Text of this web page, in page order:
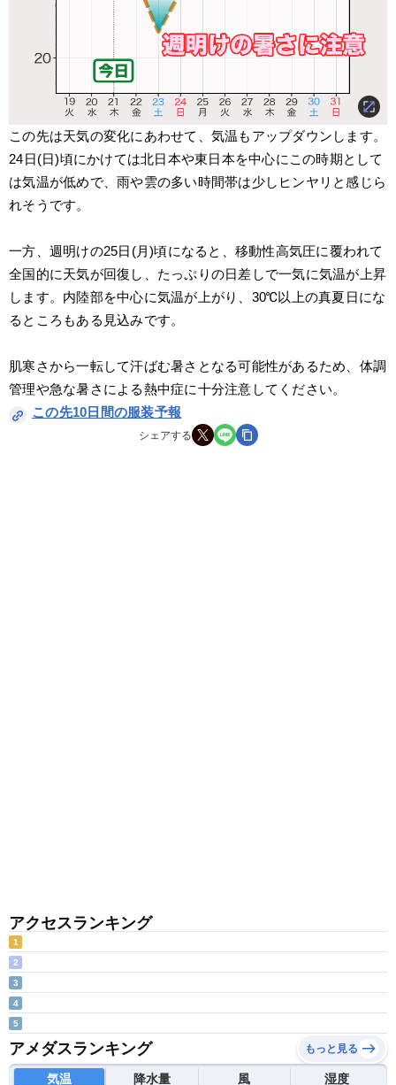
この先は天気の変化にあわせて、気温もアップダウンします。
24日(日)頃にかけては北日本や東日本を中心にこの時期として
は気温が低めで、雨や雲の多い時間帯は少しヒンヤリと感じら
れそうです。
一方、週明けの25日(月)頃になると、移動性高気圧に覆われて
全国的に天気が回復し、たっぷりの日差しで一気に気温が上昇
します。内陸部を中心に気温が上がり、30℃以上の真夏日にな
るところもある見込みです。
肌寒さから一転して汗ばむ暑さとなる可能性があるため、体調
管理や急な暑さによる熱中症に十分注意してください。
この先10日間の服装予報
シェアする
アクセスランキング
1
2
3
4
5
アメダスランキング もっと見る
気温 降水量 風 湿度